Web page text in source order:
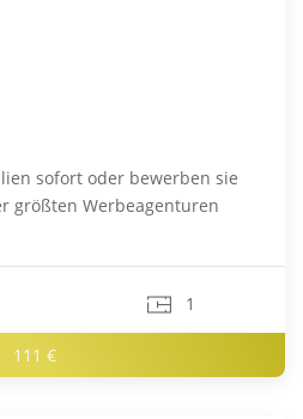
sofort oder bewerben sie
größten Werbeagenturen
1
111 €